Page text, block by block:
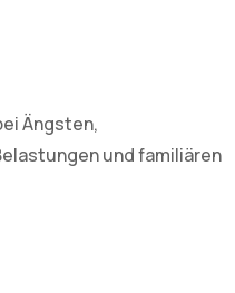
Ängsten,
und familiären